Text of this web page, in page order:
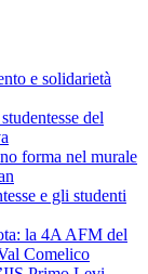
e solidarietà
del
forma nel murale
e gli studenti
la 4A AFM del
Comelico